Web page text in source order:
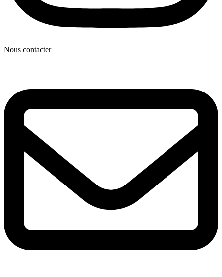
Nous contacter